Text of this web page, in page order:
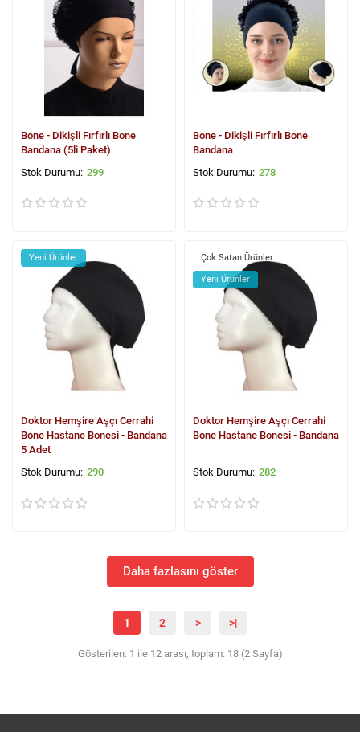
Bone - Dikişli Fırfırlı Bone
Bandana (5li Paket)
299
Bone - Dikişli Fırfırlı Bone
Bandana
278
Yeni Ürünler
Doktor Hemşire Aşçı Cerrahi
Bone Hastane Bonesi - Bandana
5 Adet
290
Çok Satan Ürünler
Yeni Ürünler
Doktor Hemşire Aşçı Cerrahi
Bone Hastane Bonesi - Bandana
282
Daha fazlasını göster
1 2 > >|
Gösterilen: 1 ile 12 arası, toplam: 18 (2 Sayfa)